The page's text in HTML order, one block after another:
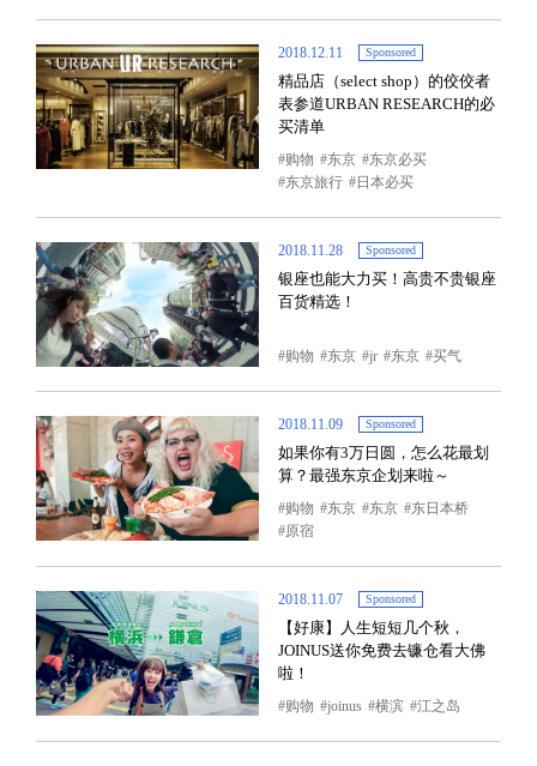
2018.12.11 Sponsored
精品店（select shop）的佼佼者
表参道URBAN RESEARCH的必
买清单
购物 东京
东京必买
东京旅行
日本必买
2018.11.28 Sponsored
银座也能大力买！高贵不贵银座
百货精选！
购物 东京 jr 东京 买气
2018.11.09 Sponsored
如果你有3万日圆，怎么花最划
算？最强东京企划来啦～
购物 东京 东京
东日本桥
原宿
2018.11.07 Sponsored
【好康】人生短短几个秋，
JOINUS送你免费去镰仓看大佛
啦！
购物 joinus 横滨 江之岛